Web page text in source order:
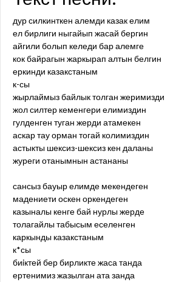
дур силкинткен алемди казак елим
ел бирлиги ныгайып жасай бергин
айгили болып келеди бар алемге
кок байрагын жаркырап алтын белгин
еркинди казакстаным
к-сы
жырлаймыз байлык толган жеримизди
жол силтер кеменгери елимиздин
гулденген туган жерди атамекен
аскар тау орман тогай колимиздин
астыкты шексиз-шексиз кен даланы
журеги отанымнын астананы
сансыз бауыр елимде мекендеген
мадениети оскен оркендеген
казыналы кенге бай нурлы жерде
толагайлы табысым еселенген
каркынды казакстаным
к*сы
биiктей бер бирликте жаса танда
ертенимиз жазылган ата занда